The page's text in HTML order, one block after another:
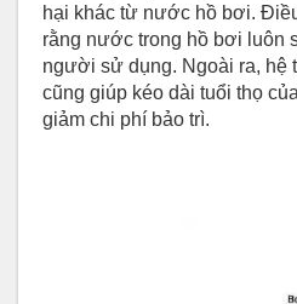
hại khác từ nước hồ bơi.
rằng nước trong hồ bơi luôn
người sử dụng. Ngoài ra, hệ
cũng giúp kéo dài tuổi thọ
giảm chi phí bảo trì.